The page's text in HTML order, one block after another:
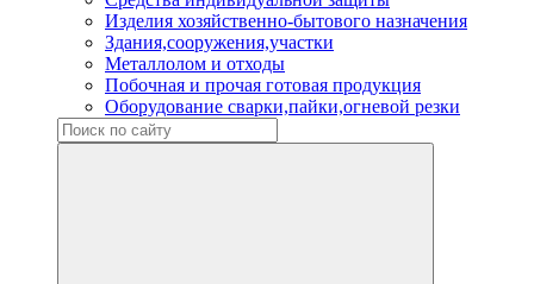
Изделия хозяйственно-бытового назначения
Здания,сооружения,участки
Металлолом и отходы
Побочная и прочая готовая продукция
Оборудование сварки,пайки,огневой резки